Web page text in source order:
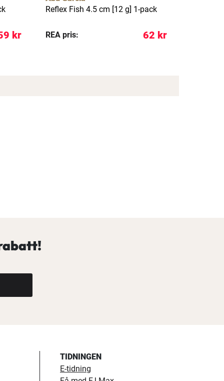
kr
Reflex Fish 4.5 cm [12 g] 1-pack
REA pris: 62 kr
TIDNINGEN
E-tidning